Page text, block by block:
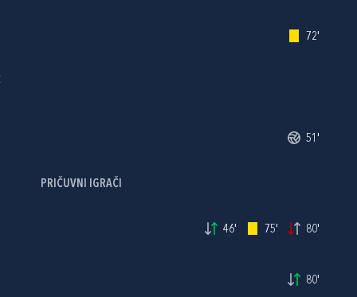
72'
51'
PRIČUVNI IGRAČI
46' 75' 80'
80'